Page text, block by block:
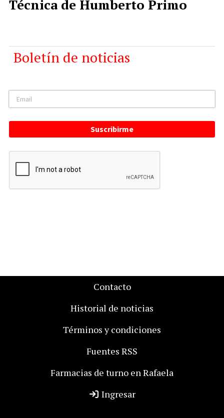
Técnica de Humberto Primo
Boletín de noticias
Suscribirme
Contacto
Historial de noticias
Términos y condiciones
Fuentes RSS
Farmacias de turno en Rafaela
Ingresar